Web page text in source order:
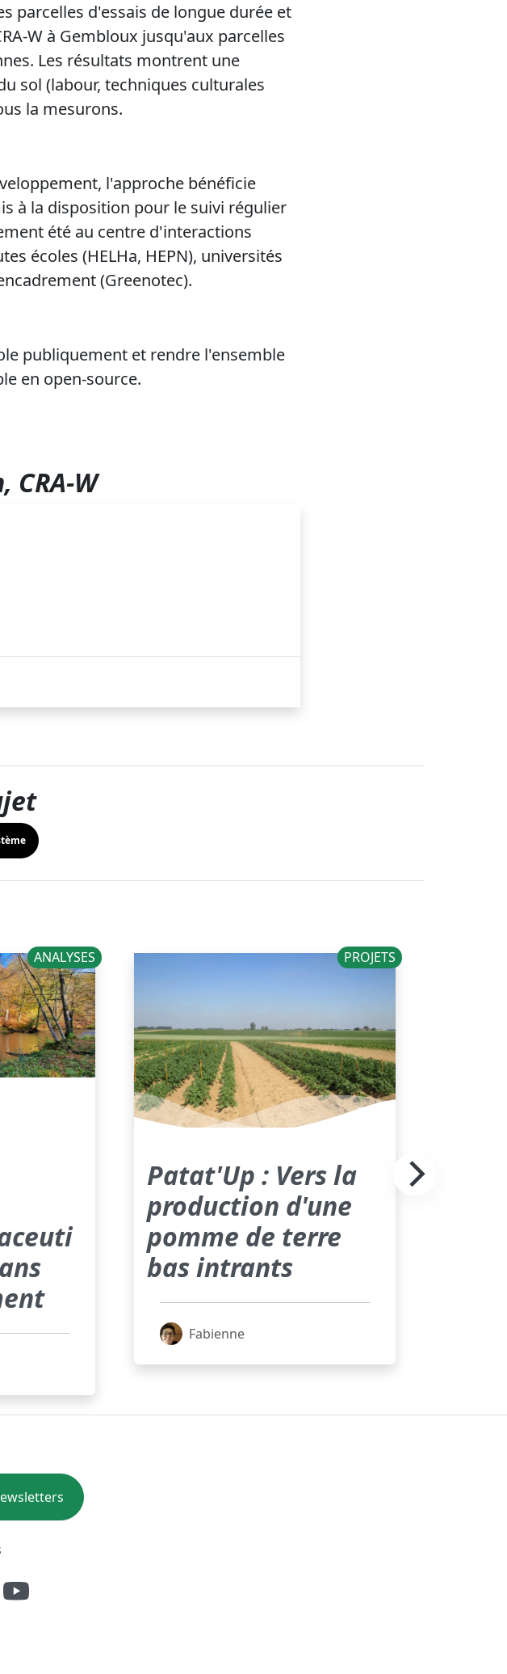
parcelles d'essais de longue durée et
W à Gembloux jusqu'aux parcelles
Les résultats montrent une
sol (labour, techniques culturales
la mesurons.
l'approche bénéficie
à la disposition pour le suivi régulier
été au centre d'interactions
écoles (HELHa, HEPN), universités
(Greenotec).
publiquement et rendre l'ensemble
en open-source.
W
ANALYSES PROJETS
Patat'Up : Vers la
production d'une
pomme de terre
bas intrants
Fabienne